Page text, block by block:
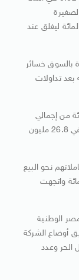
الصغيرة
إكس 70 بنسبة بلغت 0.21 في المائة ليغلق عند
بالسوق خسائر
414.9 مليار جنيه بعد تداولات
علي 83.5 في المائة من إجمالي
تعاملات السوق، اتجهت تداولاتهم نحو الشراء بصافي 26.8 مليون
تعاملاتهم نحو البيع
والعرب على 7.6 في المائة واتجهت
الوطنية
أوضاع الشركة
الحر وعدد